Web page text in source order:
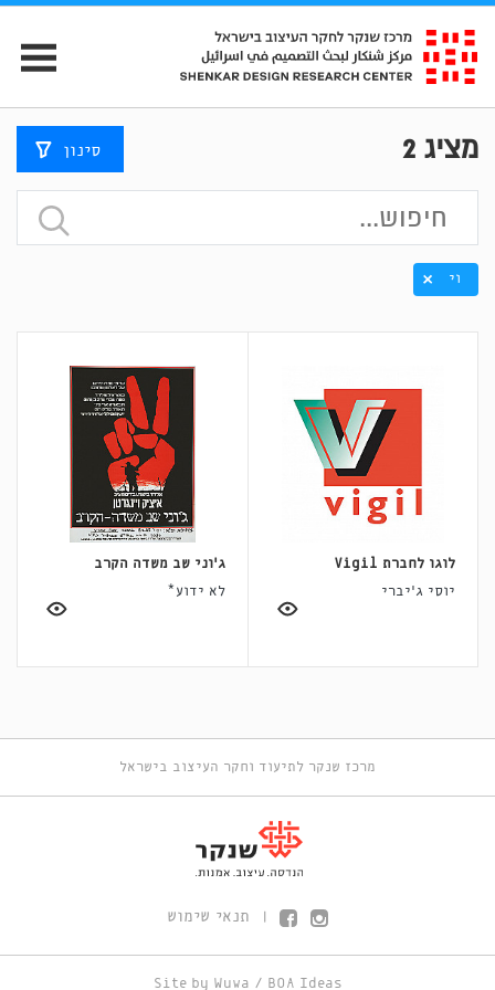
מציג 2 סינון
וי
לוגו לחברת Vigil
יוסי ג'יברי
ג'וני שב משדה הקרב
לא ידוע*
מרכז שנקר לתיעוד וחקר העיצוב בישראל
תנאי שימוש
Site by Wuwa / BOA Ideas